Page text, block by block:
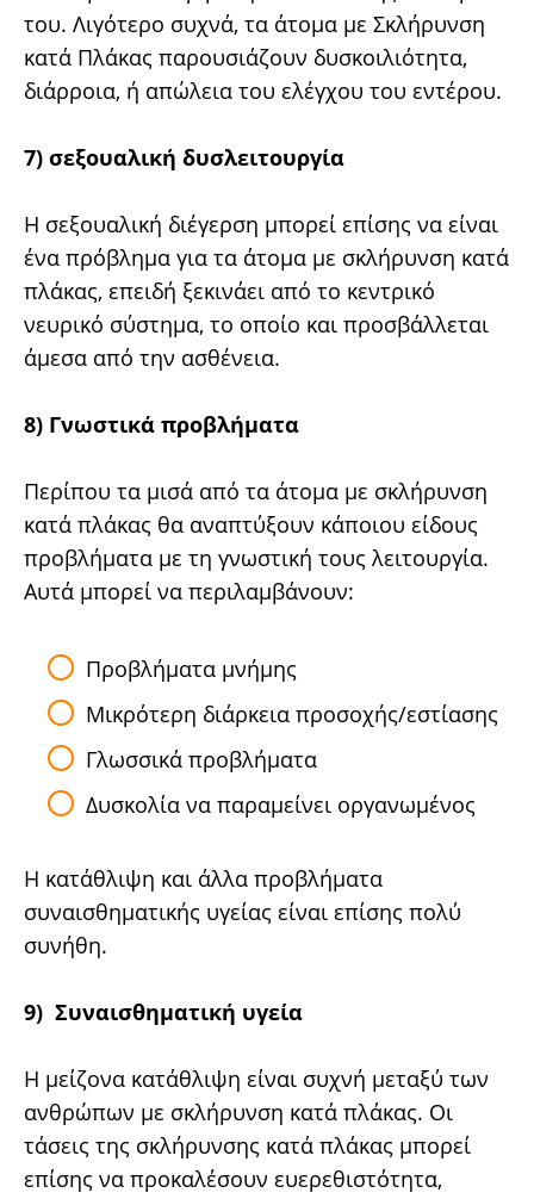
του. Λιγότερο συχνά, τα άτομα με Σκλήρυνση
κατά Πλάκας παρουσιάζουν δυσκοιλιότητα,
διάρροια, ή απώλεια του ελέγχου του εντέρου.
7) σεξουαλική δυσλειτουργία
Η σεξουαλική διέγερση μπορεί επίσης να είναι
ένα πρόβλημα για τα άτομα με σκλήρυνση κατά
πλάκας, επειδή ξεκινάει από το κεντρικό
νευρικό σύστημα, το οποίο και προσβάλλεται
άμεσα από την ασθένεια.
8) Γνωστικά προβλήματα
Περίπου τα μισά από τα άτομα με σκλήρυνση
κατά πλάκας θα αναπτύξουν κάποιου είδους
προβλήματα με τη γνωστική τους λειτουργία.
Αυτά μπορεί να περιλαμβάνουν:
Προβλήματα μνήμης
Μικρότερη διάρκεια προσοχής/εστίασης
Γλωσσικά προβλήματα
Δυσκολία να παραμείνει οργανωμένος
Η κατάθλιψη και άλλα προβλήματα
συναισθηματικής υγείας είναι επίσης πολύ
συνήθη.
9) Συναισθηματική υγεία
Η μείζονα κατάθλιψη είναι συχνή μεταξύ των
ανθρώπων με σκλήρυνση κατά πλάκας. Οι
τάσεις της σκλήρυνσης κατά πλάκας μπορεί
επίσης να προκαλέσουν ευερεθιστότητα,